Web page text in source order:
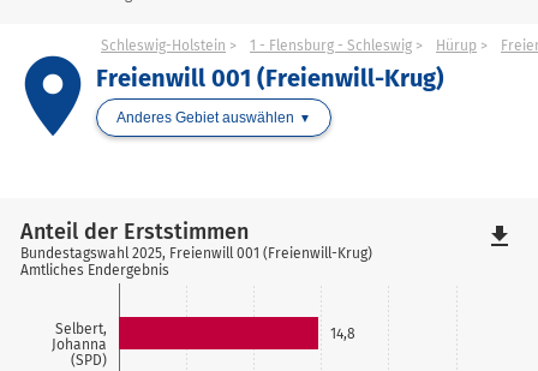
place
Schleswig-Holstein 1 - Flensburg - Schleswig Hürup
Freienwill 001 (Freienwill-Krug)
Anderes Gebiet auswählen
Selbert,
Johanna
(SPD)
14,8
Anteil der Erststimmen
Bundestagswahl 2025, Freienwill 001 (Freienwill-Krug)
Amtliches Endergebnis
file_download